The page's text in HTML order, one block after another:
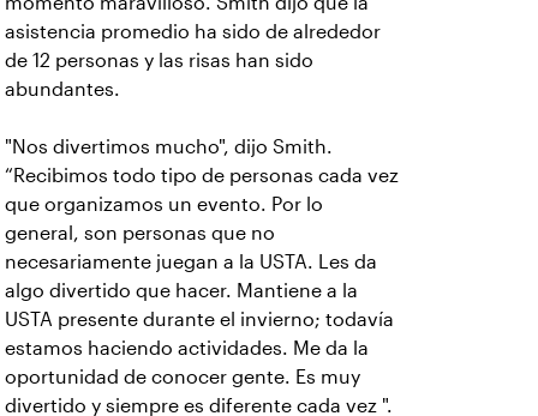
asistencia promedio ha sido de alrededor
de 12 personas y las risas han sido
abundantes.
"Nos divertimos mucho", dijo Smith.
“Recibimos todo tipo de personas cada vez
que organizamos un evento. Por lo
general, son personas que no
necesariamente juegan a la USTA. Les da
algo divertido que hacer. Mantiene a la
USTA presente durante el invierno; todavía
estamos haciendo actividades. Me da la
oportunidad de conocer gente. Es muy
divertido y siempre es diferente cada vez ".